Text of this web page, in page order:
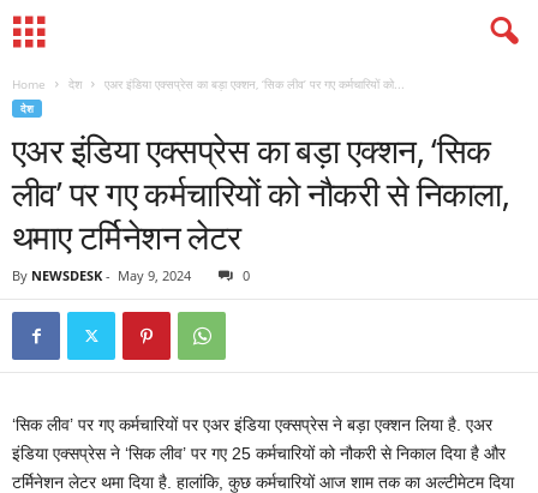
Home देश एअर इंडिया एक्सप्रेस का बड़ा एक्शन, ‘सिक लीव’ पर गए कर्मचारियों को...
देश
एअर इंडिया एक्सप्रेस का बड़ा एक्शन, ‘सिक
लीव’ पर गए कर्मचारियों को नौकरी से निकाला,
थमाए टर्मिनेशन लेटर
By NEWSDESK - May 9, 2024 0
‘सिक लीव’ पर गए कर्मचारियों पर एअर इंडिया एक्सप्रेस ने बड़ा एक्शन लिया है. एअर
इंडिया एक्सप्रेस ने ‘सिक लीव’ पर गए 25 कर्मचारियों को नौकरी से निकाल दिया है और
टर्मिनेशन लेटर थमा दिया है. हालांकि, कुछ कर्मचारियों आज शाम तक का अल्टीमेटम दिया